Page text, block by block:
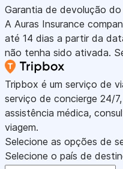
Garantia de devolução do
A Auras Insurance
até 14 dias a partir da
não tenha sido ativada.
Tripbox é um serviço de
serviço de concierge 24/
assistência médica,
viagem.
Selecione as opções de
Selecione o país de